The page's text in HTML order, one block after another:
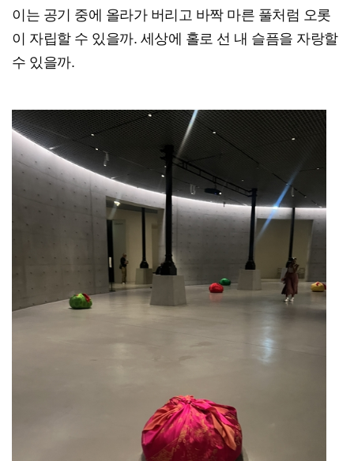
이는 공기 중에 올라가 버리고 바짝 마른 풀처럼 오롯
이 자립할 수 있을까. 세상에 홀로 선 내 슬픔을 자랑할
수 있을까.